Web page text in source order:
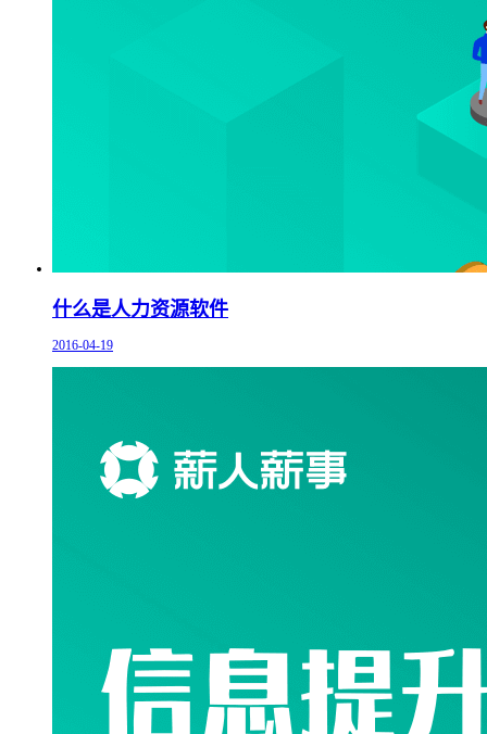
什么是人力资源软件
2016-04-19